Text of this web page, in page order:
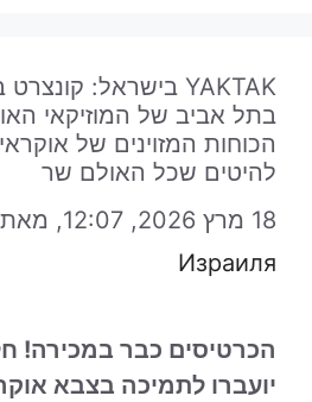
בתל אביב של המוזיקאי
הכוחות המזוינים של
להיטים שכל האולם שר
18 מרץ 2026, 12:07,
מאת
Израиля
הכרטיסים כבר במכירה!
יועברו לתמיכה בצבא